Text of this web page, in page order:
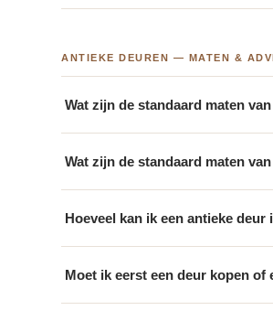
ANTIEKE DEUREN — MATEN &
Wat zijn de standaard maten
Wat zijn de standaard maten
Hoeveel kan ik een antieke
Moet ik eerst een deur kopen